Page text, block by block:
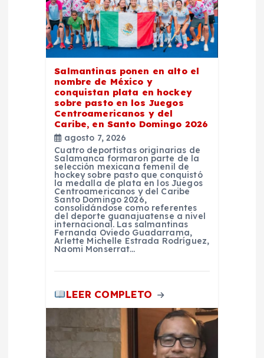
Salmantinas ponen en alto el
nombre de México y
conquistan plata en hockey
sobre pasto en los Juegos
Centroamericanos y del
Caribe, en Santo Domingo 2026
agosto 7, 2026
Cuatro deportistas originarias de
Salamanca formaron parte de la
selección mexicana femenil de
hockey sobre pasto que conquistó
la medalla de plata en los Juegos
Centroamericanos y del Caribe
Santo Domingo 2026,
consolidándose como referentes
del deporte guanajuatense a nivel
internacional. Las salmantinas
Fernanda Oviedo Guadarrama,
Arlette Michelle Estrada Rodríguez,
Naomi Monserrat…
LEER COMPLETO